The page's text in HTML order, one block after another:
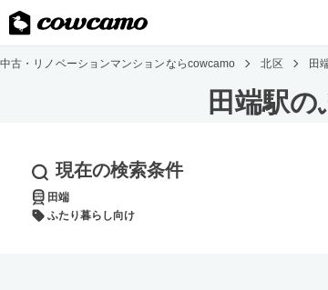
中古・リノベーションマンションならcowcamo 北区 田
田端駅
現在の検索条件
田端
ふたり暮らし向け